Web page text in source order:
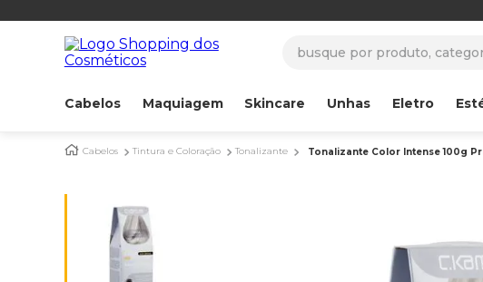
Cabelos Maquiagem Skincare Unhas Eletro
Cabelos Tintura e Coloração Tonalizante Tonalizante Color Intense 100g